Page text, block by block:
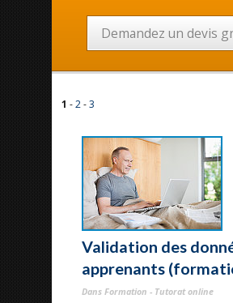
Demandez un devis
1 -2-3
Validation des
apprenants
Dans Formation - Tutorat online